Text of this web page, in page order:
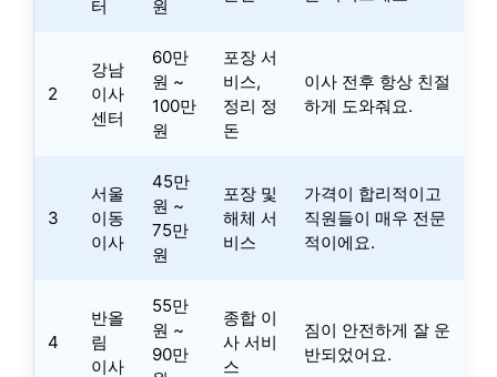
터
원
2
강남
이사
센터
60만
원 ~
100만
원
포장 서
비스,
정리 정
돈
이사 전후 항상 친절
하게 도와줘요.
3
서울
이동
이사
45만
원 ~
75만
원
포장 및
해체 서
비스
가격이 합리적이고
직원들이 매우 전문
적이에요.
4
반올
림
이사
55만
원 ~
90만
종합 이
사 서비
스
짐이 안전하게 잘 운
반되었어요.